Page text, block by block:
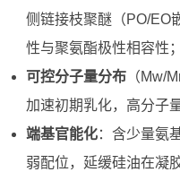
侧链接枝聚醚（PO/EO
性与聚氨酯极性相容性；
可控分子量分布（Mw/
加速初期乳化，高分子
端基官能化：含少量氨
弱配位，延缓硅油在凝